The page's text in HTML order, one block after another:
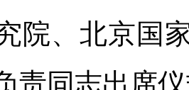
院、北京国
责同志出席